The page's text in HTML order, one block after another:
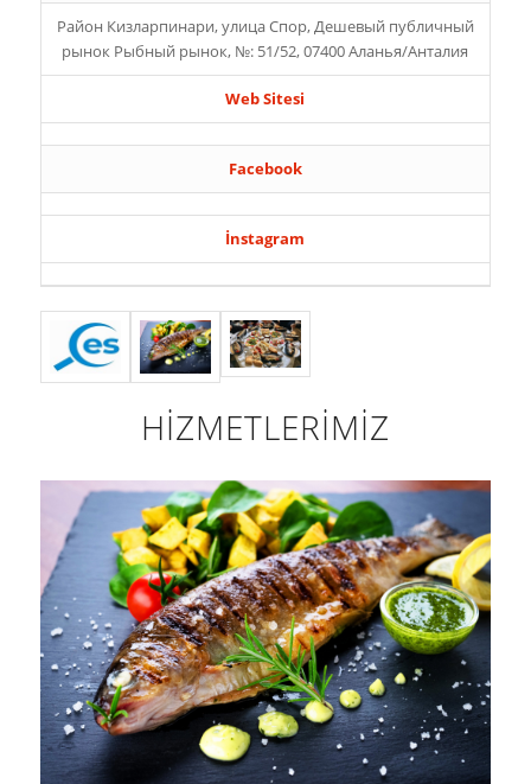
Район Кизларпинари, улица Спор, Дешевый публичный
рынок Рыбный рынок, №: 51/52, 07400 Аланья/Анталия
Web Sitesi
Facebook
İnstagram
HİZMETLERİMİZ